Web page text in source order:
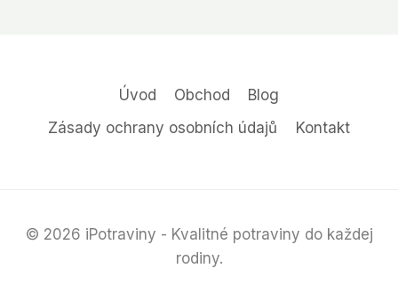
Úvod Obchod
Blog
Zásady ochrany osobních údajů
Kontakt
© 2026 iPotraviny - Kvalitné potraviny do každej
rodiny.